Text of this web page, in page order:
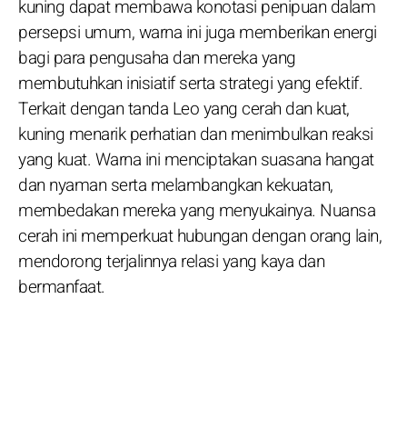
kuning dapat membawa konotasi penipuan dalam
persepsi umum, warna ini juga memberikan energi
bagi para pengusaha dan mereka yang
membutuhkan inisiatif serta strategi yang efektif.
Terkait dengan tanda Leo yang cerah dan kuat,
kuning menarik perhatian dan menimbulkan reaksi
yang kuat. Warna ini menciptakan suasana hangat
dan nyaman serta melambangkan kekuatan,
membedakan mereka yang menyukainya. Nuansa
cerah ini memperkuat hubungan dengan orang lain,
mendorong terjalinnya relasi yang kaya dan
bermanfaat.